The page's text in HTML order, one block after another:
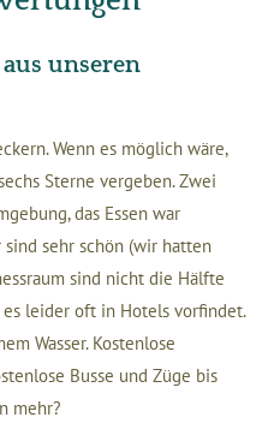
unseren
Wenn es möglich wäre,
Sterne vergeben. Zwei
das Essen war
sehr schön (wir hatten
sind nicht die Hälfte
leider oft in Hotels vorfindet.
Wasser. Kostenlose
Busse und Züge bis
mehr?